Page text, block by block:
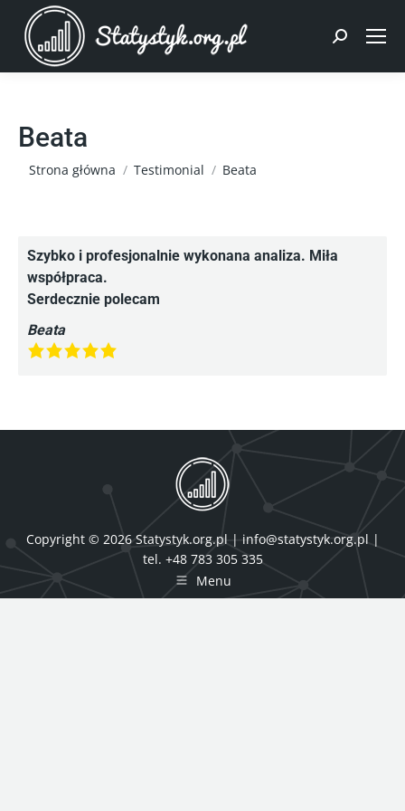
Szukaj:
Beata
Jesteś tutaj:
Strona główna Testimonial Beata
Szybko i profesjonalnie wykonana analiza. Miła
współpraca.
Serdecznie polecam
Beata
Copyright © 2026 Statystyk.org.pl | info@statystyk.org.pl |
tel. +48 783 305 335
Menu